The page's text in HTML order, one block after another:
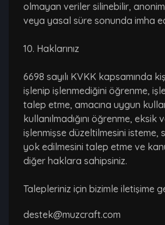
olmayan veriler silinebilir,
veya yasal süre sonunda imha
10. Haklarınız
6698 sayılı KVKK kapsamında
işlenip işlenmediğini öğrenme,
talep etme, amacına uygun
kullanılmadığını öğrenme, eksik
işlenmişse düzeltilmesini isteme,
yok edilmesini talep etme ve
diğer haklara sahipsiniz.
Talepleriniz için bizimle iletişime
destek@muzcraft.com